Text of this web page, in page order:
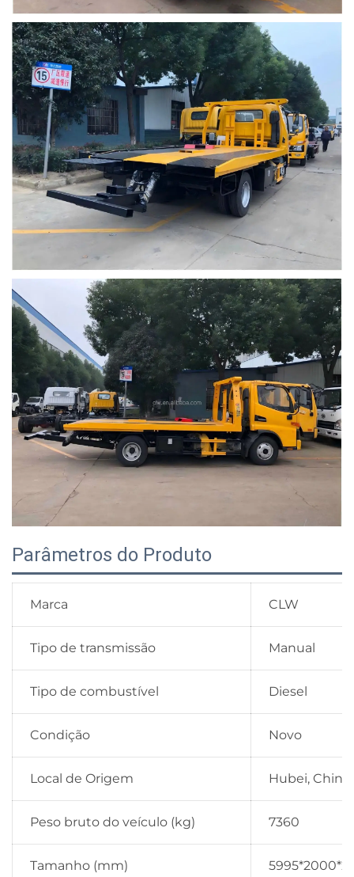
Parâmetros do Produto
Marca CLW
Tipo de transmissão Manual
Tipo de combustível Diesel
Condição Novo
Local de Origem Hubei, China
Peso bruto do veículo (kg) 7360
Tamanho (mm)